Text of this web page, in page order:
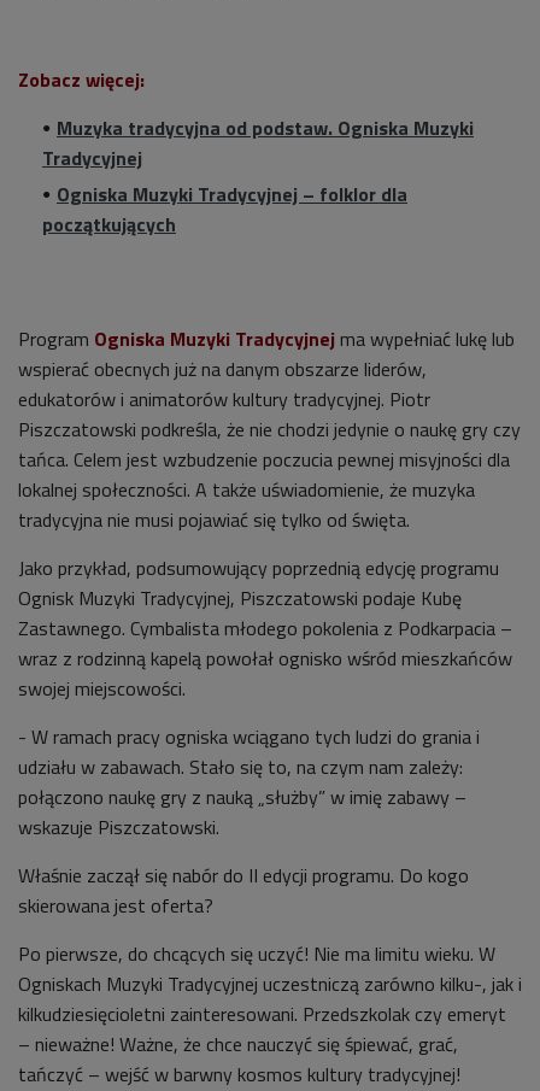
Zobacz więcej:
Muzyka tradycyjna od podstaw. Ogniska Muzyki
Tradycyjnej
Ogniska Muzyki Tradycyjnej – folklor dla
początkujących
Program Ogniska Muzyki Tradycyjnej ma wypełniać lukę lub
wspierać obecnych już na danym obszarze liderów,
edukatorów i animatorów kultury tradycyjnej. Piotr
Piszczatowski podkreśla, że nie chodzi jedynie o naukę gry czy
tańca. Celem jest wzbudzenie poczucia pewnej misyjności dla
lokalnej społeczności. A także uświadomienie, że muzyka
tradycyjna nie musi pojawiać się tylko od święta.
Jako przykład, podsumowujący poprzednią edycję programu
Ognisk Muzyki Tradycyjnej, Piszczatowski podaje Kubę
Zastawnego. Cymbalista młodego pokolenia z Podkarpacia –
wraz z rodzinną kapelą powołał ognisko wśród mieszkańców
swojej miejscowości.
- W ramach pracy ogniska wciągano tych ludzi do grania i
udziału w zabawach. Stało się to, na czym nam zależy:
połączono naukę gry z nauką „służby” w imię zabawy –
wskazuje Piszczatowski.
Właśnie zaczął się nabór do II edycji programu. Do kogo
skierowana jest oferta?
Po pierwsze, do chcących się uczyć! Nie ma limitu wieku. W
Ogniskach Muzyki Tradycyjnej uczestniczą zarówno kilku-, jak i
kilkudziesięcioletni zainteresowani. Przedszkolak czy emeryt
– nieważne! Ważne, że chce nauczyć się śpiewać, grać,
tańczyć – wejść w barwny kosmos kultury tradycyjnej!